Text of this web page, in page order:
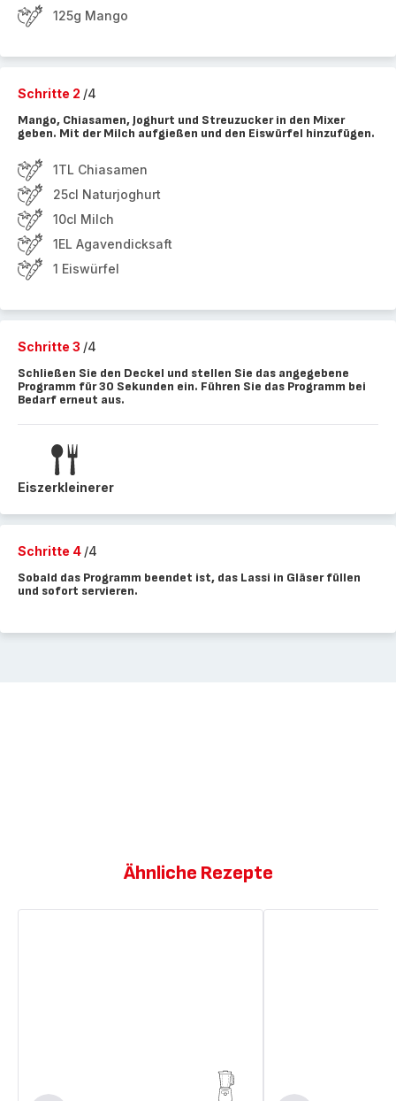
125g Mango
Schritte 2 /4
Mango, Chiasamen, Joghurt und Streuzucker in den Mixer
geben. Mit der Milch aufgießen und den Eiswürfel hinzufügen.
1TL Chiasamen
25cl Naturjoghurt
10cl Milch
1EL Agavendicksaft
1 Eiswürfel
Schritte 3 /4
Schließen Sie den Deckel und stellen Sie das angegebene
Programm für 30 Sekunden ein. Führen Sie das Programm bei
Bedarf erneut aus.
Eiszerkleinerer
Schritte 4 /4
Sobald das Programm beendet ist, das Lassi in Gläser füllen
und sofort servieren.
Ähnliche Rezepte